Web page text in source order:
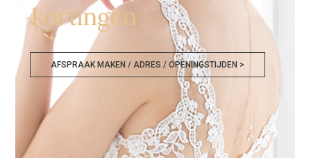
kortingen
AFSPRAAK MAKEN / ADRES / OPENINGSTIJDEN >